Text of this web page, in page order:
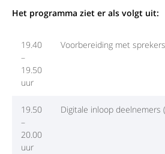
Het programma ziet er als volgt uit:
19.40
–
19.50
uur
Voorbereiding met
19.50
–
20.00
uur
Digitale inloop deelnemers